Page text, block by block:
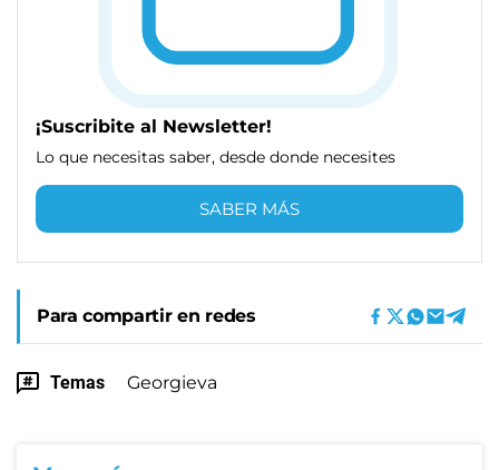
¡Suscribite al Newsletter!
Lo que necesitas saber, desde donde necesites
SABER MÁS
Para compartir en redes
Temas Georgieva